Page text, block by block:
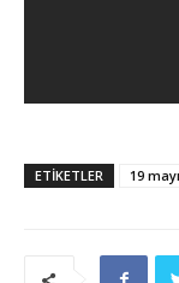
ETİKETLER 19